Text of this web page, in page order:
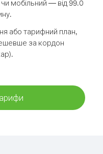
мобільний — від 99.0
або тарифний план,
за кордон